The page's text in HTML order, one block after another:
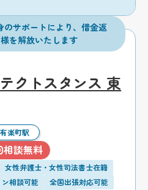
のサポートにより、借金返
を解放いたします
クトスタンス 東
有楽町駅
相談無料
女性弁護士・女性司法書士在籍
相談可能
全国出張対応可能